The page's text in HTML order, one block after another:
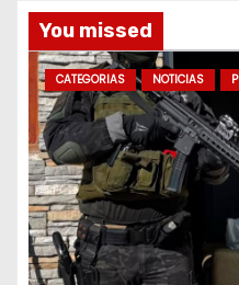
s
You missed
CATEGORIAS NOTICIAS